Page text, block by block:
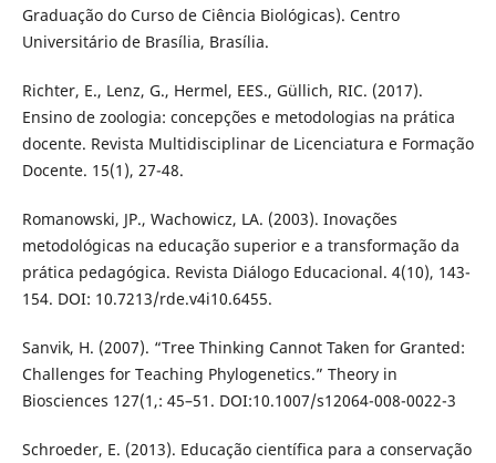
Graduação do Curso de Ciência Biológicas). Centro
Universitário de Brasília, Brasília.
Richter, E., Lenz, G., Hermel, EES., Güllich, RIC. (2017).
Ensino de zoologia: concepções e metodologias na prática
docente. Revista Multidisciplinar de Licenciatura e Formação
Docente. 15(1), 27-48.
Romanowski, JP., Wachowicz, LA. (2003). Inovações
metodológicas na educação superior e a transformação da
prática pedagógica. Revista Diálogo Educacional. 4(10), 143-
154. DOI: 10.7213/rde.v4i10.6455.
Sanvik, H. (2007). “Tree Thinking Cannot Taken for Granted:
Challenges for Teaching Phylogenetics.” Theory in
Biosciences 127(1,: 45–51. DOI:10.1007/s12064-008-0022-3
Schroeder, E. (2013). Educação científica para a conservação